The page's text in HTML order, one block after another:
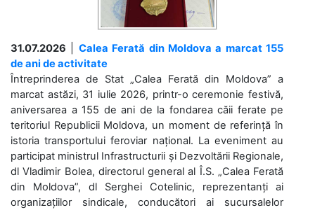
31.07.2026
Calea Ferată din Moldova a marcat 155
de ani de activitate
Întreprinderea de Stat „Calea Ferată din Moldova” a
marcat astăzi, 31 iulie 2026, printr-o ceremonie festivă,
aniversarea a 155 de ani de la fondarea căii ferate pe
teritoriul Republicii Moldova, un moment de referință în
istoria transportului feroviar național. La eveniment au
participat ministrul Infrastructurii și Dezvoltării Regionale,
dl Vladimir Bolea, directorul general al Î.S. „Calea Ferată
din Moldova”, dl Serghei Cotelinic, reprezentanți ai
organizațiilor sindicale, conducători ai sucursalelor